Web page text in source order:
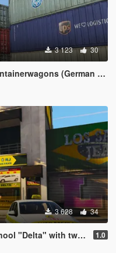
3 123 30
Container and Containerwagons)
3 628 34
two Driving School Cars 1.0